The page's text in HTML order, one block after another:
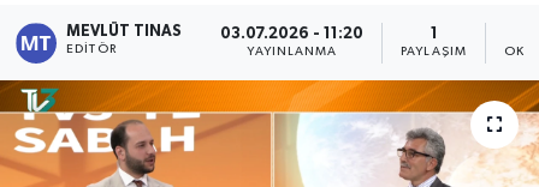
MEVLÜT TINAS
EDITÖR
03.07.2026 - 11:20
YAYINLANMA PAYLAŞIM